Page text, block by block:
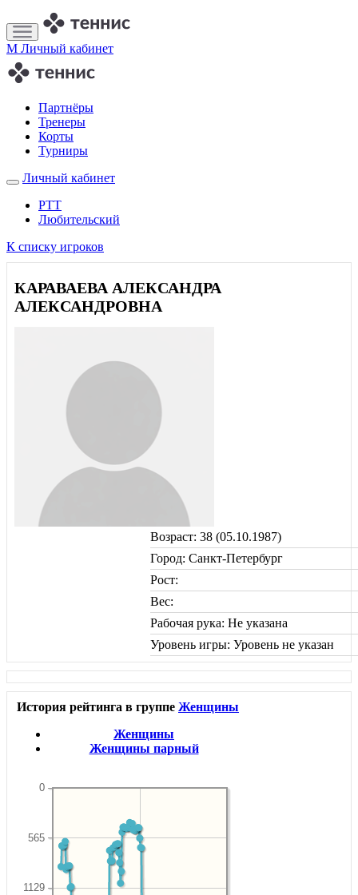
M Личный кабинет
Партнёры
Тренеры
Корты
Турниры
Личный кабинет
РТТ
Любительский
К списку игроков
КАРАВАЕВА АЛЕКСАНДРА
АЛЕКСАНДРОВНА
Возраст: 38 (05.10.1987)
Город: Санкт-Петербург
Рост:
Вес:
Рабочая рука: Не указана
Уровень игры: Уровень не указан
История рейтинга в группе Женщины
Женщины
Женщины парный
1129
565
0